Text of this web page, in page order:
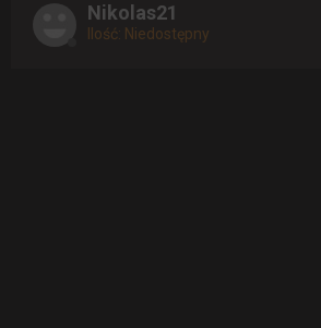
Nikolas21
Ilość: Niedostępny